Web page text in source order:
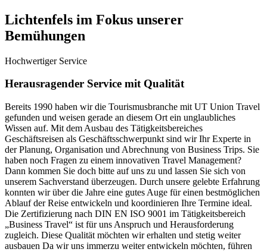
Lichtenfels im Fokus unserer
Bemühungen
Hochwertiger Service
Herausragender Service mit Qualität
Bereits 1990 haben wir die Tourismusbranche mit UT Union Travel
gefunden und weisen gerade an diesem Ort ein unglaubliches
Wissen auf. Mit dem Ausbau des Tätigkeitsbereiches
Geschäftsreisen als Geschäftsschwerpunkt sind wir Ihr Experte in
der Planung, Organisation und Abrechnung von Business Trips. Sie
haben noch Fragen zu einem innovativen Travel Management?
Dann kommen Sie doch bitte auf uns zu und lassen Sie sich von
unserem Sachverstand überzeugen. Durch unsere gelebte Erfahrung
konnten wir über die Jahre eine gutes Auge für einen bestmöglichen
Ablauf der Reise entwickeln und koordinieren Ihre Termine ideal.
Die Zertifizierung nach DIN EN ISO 9001 im Tätigkeitsbereich
„Business Travel“ ist für uns Anspruch und Herausforderung
zugleich. Diese Qualität möchten wir erhalten und stetig weiter
ausbauen Da wir uns immerzu weiter entwickeln möchten, führen